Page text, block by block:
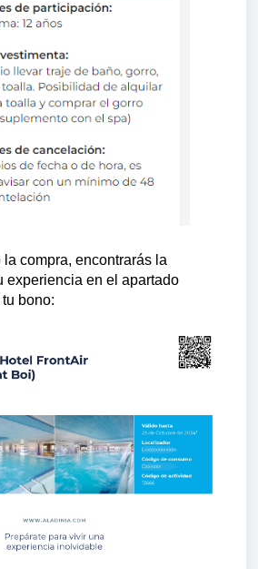
compra, encontrarás la
experiencia en el apartado
bono: